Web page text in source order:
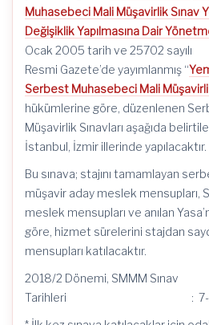
Muhasebeci Mali Müşavirlik Sınav
Değişiklik Yapılmasına Dair
Ocak 2005 tarih ve 25702 sayılı
Resmi Gazete’de yayımlanmış “
Serbest Muhasebeci Mali
hükümlerine göre, düzenlenen
Müşavirlik Sınavları aşağıda
İstanbul, İzmir illerinde yapılacaktır.
Bu sınava; stajını tamamlayan
müşavir aday meslek mensupları,
meslek mensupları ve anılan
göre, hizmet sürelerini stajdan
mensupları katılacaktır.
2018/2 Dönemi, SMMM Sınav
Tarihleri : 7-8